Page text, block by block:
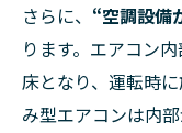
さらに、 “空調設備
ります。エアコン
床となり、運転時
み型エアコンは内